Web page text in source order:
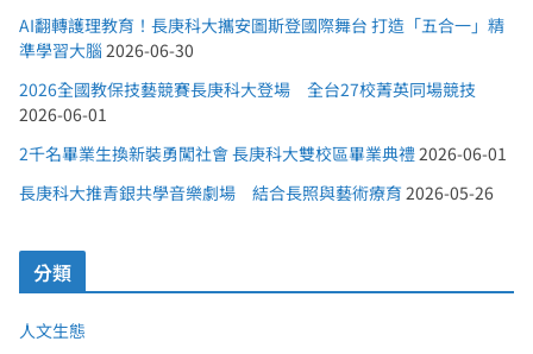
AI翻轉護理教育！長庚科大攜安圖斯登國際舞台 打造「五合一」精
準學習大腦 2026-06-30
2026全國教保技藝競賽長庚科大登場 全台27校菁英同場競技
2026-06-01
2千名畢業生換新裝勇闖社會 長庚科大雙校區畢業典禮2026-06-01
長庚科大推青銀共學音樂劇場 結合長照與藝術療育 2026-05-26
分類
人文生態